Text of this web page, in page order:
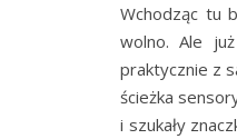
Wchodząc tu
wolno. Ale
praktycznie z
ścieżka
i szukały